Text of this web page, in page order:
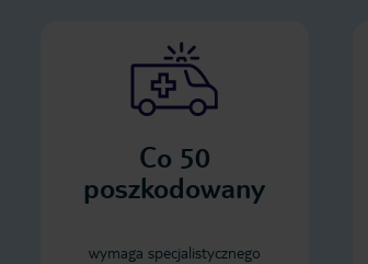
Co 50
poszkodowany
wymaga specjalistycznego